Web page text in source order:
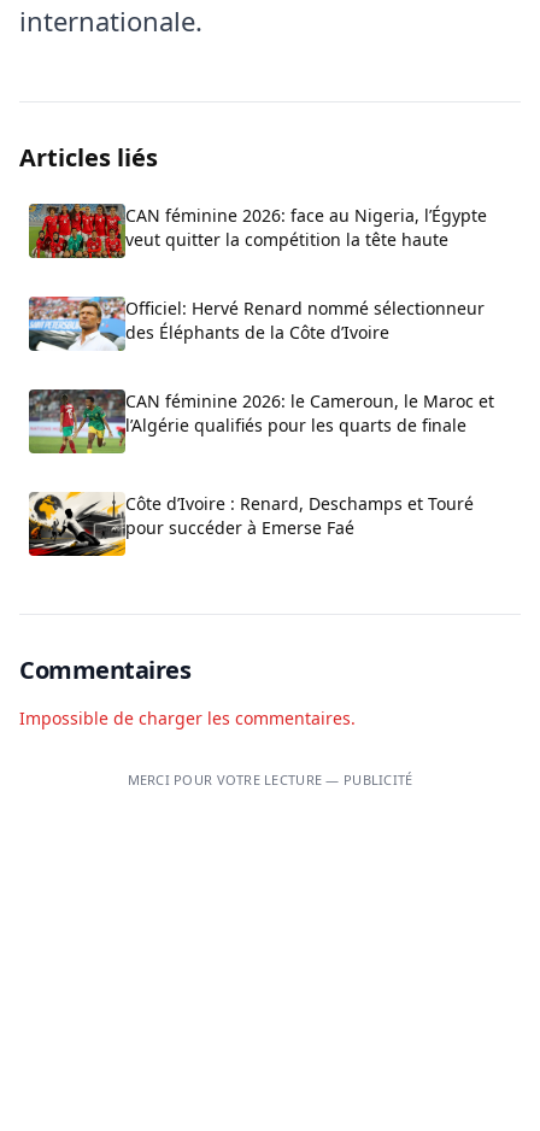
internationale.
Articles liés
CAN féminine 2026: face au Nigeria, l’Égypte
veut quitter la compétition la tête haute
Officiel: Hervé Renard nommé sélectionneur
des Éléphants de la Côte d’Ivoire
CAN féminine 2026: le Cameroun, le Maroc et
l’Algérie qualifiés pour les quarts de finale
Côte d’Ivoire : Renard, Deschamps et Touré
pour succéder à Emerse Faé
Commentaires
Impossible de charger les commentaires.
MERCI POUR VOTRE LECTURE — PUBLICITÉ